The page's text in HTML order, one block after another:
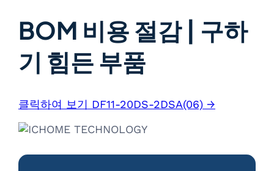
BOM 비용 절감 | 구하
기 힘든 부품
클릭하여 보기 DF11-20DS-2DSA(06) →